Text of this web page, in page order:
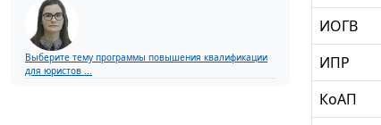
Выберите тему программы повышения квалификации
для юристов ...
ИОГВ
ИПР
КоАП